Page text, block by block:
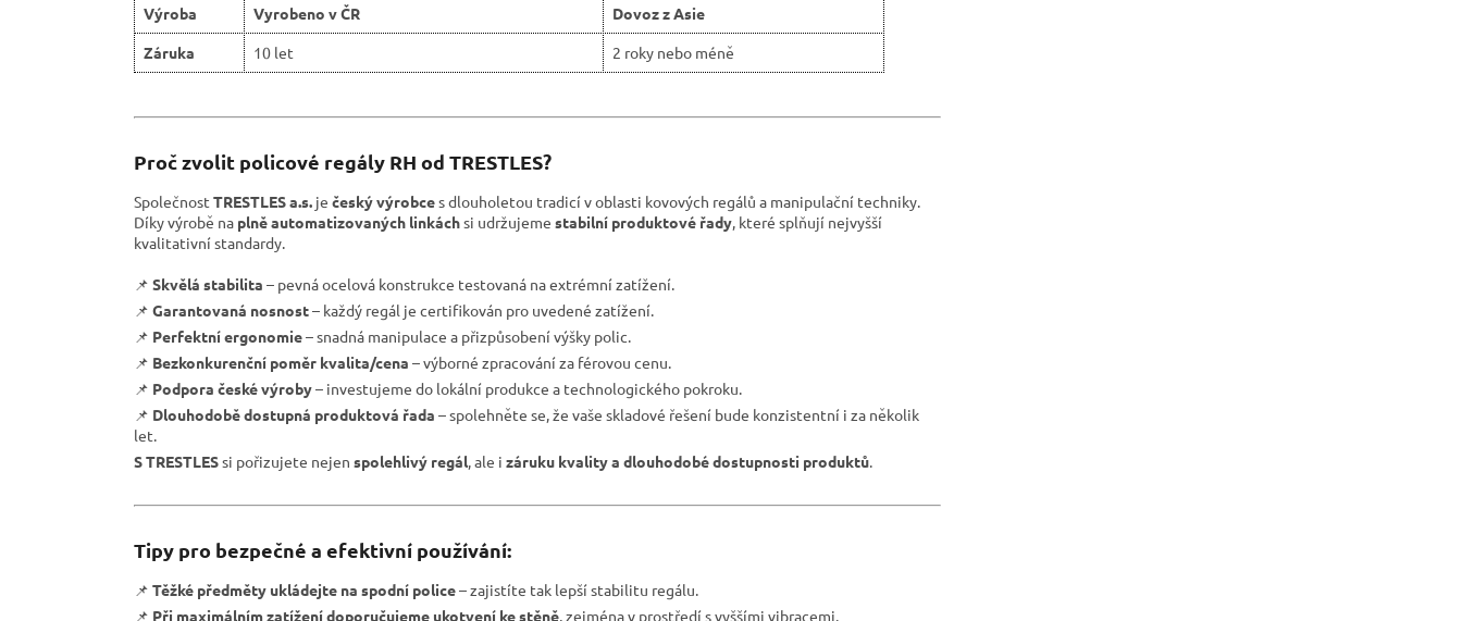
Výroba
Vyrobeno v ČR
Dovoz z Asie
Záruka
10 let 2 roky nebo méně
Proč zvolit policové regály RH od TRESTLES?
Společnost TRESTLES a.s. je český výrobces dlouholetou tradicí v oblasti kovových regálů a manipulační techniky.
Díky výrobě na plně automatizovaných linkáchsi udržujeme stabilní produktové řady, které splňují nejvyšší
kvalitativní standardy.
📌 Skvělá stabilita – pevná ocelová konstrukce testovaná na extrémní zatížení.
📌 Garantovaná nosnost– každý regál je certifikován pro uvedené zatížení.
📌 Perfektní ergonomie– snadná manipulace a přizpůsobení výšky polic.
📌 Bezkonkurenční poměr kvalita/cena – výborné zpracování za férovou cenu.
📌 Podpora české výroby– investujeme do lokální produkce a technologického pokroku.
📌 Dlouhodobě dostupná produktová řada – spolehněte se, že vaše skladové řešení bude konzistentní i za několik
let.
S TRESTLESsi pořizujete nejen spolehlivý regál, ale i záruku kvality a dlouhodobé dostupnosti produktů.
Tipy pro bezpečné a efektivní používání:
📌 Těžké předměty ukládejte na spodní police– zajistíte tak lepší stabilitu regálu.
📌 Při maximálním zatížení doporučujeme ukotvení ke stěně, zejména v prostředí s vyššími vibracemi.